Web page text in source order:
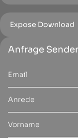
Expose Download
Anfrage
Anrede